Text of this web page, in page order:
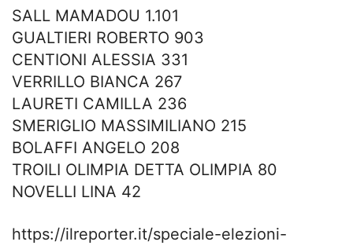
SALL MAMADOU 1.101
GUALTIERI ROBERTO 903
CENTIONI ALESSIA 331
VERRILLO BIANCA 267
LAURETI CAMILLA 236
SMERIGLIO MASSIMILIANO 215
BOLAFFI ANGELO 208
TROILI OLIMPIA DETTA OLIMPIA 80
NOVELLI LINA 42
https://ilreporter.it/speciale-elezioni-